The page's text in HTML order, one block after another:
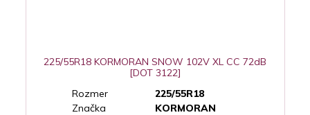
225/55R18 KORMORAN SNOW 102V XL CC 72dB
[DOT 3122]
Rozmer
225/55R18
Značka
KORMORAN